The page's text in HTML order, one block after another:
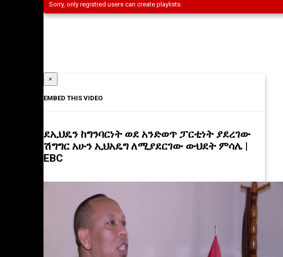
Sorry, only registred users can create playlists.
×
EMBED THIS VIDEO
ደኢህዴን ከግንባርነት ወደ አንድወጥ ፓርቲነት ያደረገው
ሽግግር አሁን ኢህአዴግ ለሚያደርገው ውህደት ምሳሌ |
EBC